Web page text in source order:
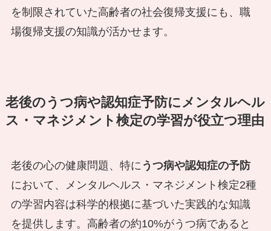
を制限されていた高齢者の社会復帰支援にも、職
場復帰支援の知識が活かせます。
老後のうつ病や認知症予防にメンタルヘル
ス・マネジメント検定の学習が役立つ理由
老後の心の健康問題、特に うつ病や認知症の予防
において、メンタルヘルス・マネジメント検定2種
の学習内容は科学的根拠に基づいた実践的な知識
を提供します。高齢者の約10%がうつ病であると